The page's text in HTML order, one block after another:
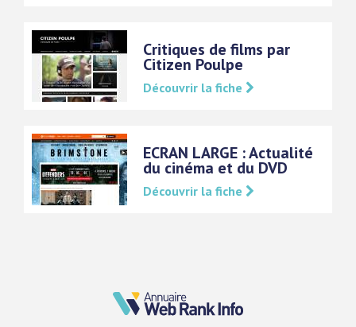
Critiques de films par
Citizen Poulpe
Découvrir la fiche
ECRAN LARGE : Actualité
du cinéma et du DVD
Découvrir la fiche